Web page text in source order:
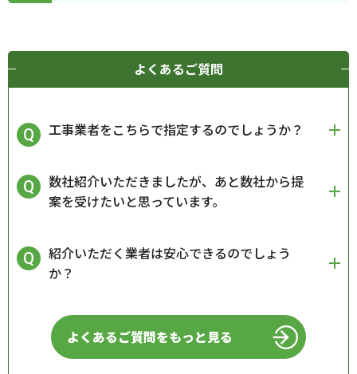
よくあるご質問
工事業者をこちらで指定するのでしょうか？
数社紹介いただきましたが、あと数社から提
案を受けたいと思っています。
紹介いただく業者は安心できるのでしょう
か？
よくあるご質問をもっと見る